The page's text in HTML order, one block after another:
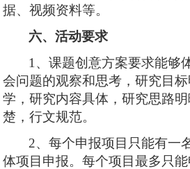
据、视频资料等。
六、活动要求
1、课题创意方案要求能够
会问题的观察和思考，研究目
学，研究内容具体，研究思路
楚，行文规范。
2、每个申报项目只能有一
体项目申报。每个项目最多只